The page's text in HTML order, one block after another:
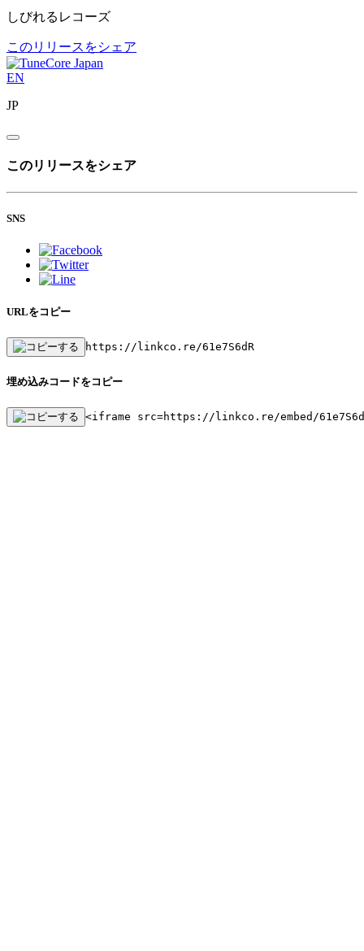
しびれるレコーズ
このリリースをシェア
EN
JP
このリリースをシェア
SNS
URLをコピー
https://linkco.re/61e7S6dR
埋め込みコードをコピー
<iframe src=https://linkco.re/embed/